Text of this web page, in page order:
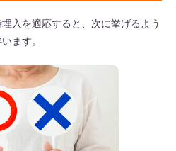
入を適応すると、次に挙げるよう
ます。